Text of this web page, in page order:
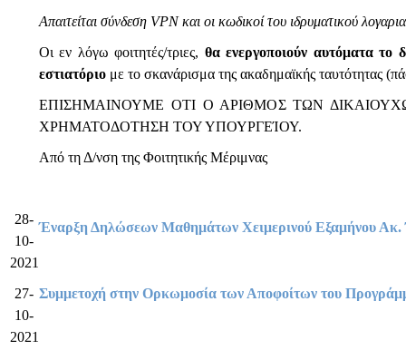
Απαιτείται σύνδεση VPN και οι κωδικοί του ιδρυματικού
Οι εν λόγω φοιτητές/τριες, θα ενεργοποιούν αυτόματα το
εστιατόριο με το σκανάρισμα της ακαδημαϊκής ταυτότητας
EΠΙΣΗΜΑΙΝΟΥΜΕ ΟΤΙ Ο ΑΡΙΘΜΟΣ ΤΩΝ
ΧΡΗΜΑΤΟΔΟΤΗΣΗ ΤΟΥ ΥΠΟΥΡΓΕΊΟΥ.
Από τη Δ/νση της Φοιτητικής Μέριμνας
28-
10-
2021
Έναρξη Δηλώσεων Μαθημάτων Χειμερινού Εξαμήνου Ακ.
27-
10-
2021
Συμμετοχή στην Ορκωμοσία των Αποφοίτων του